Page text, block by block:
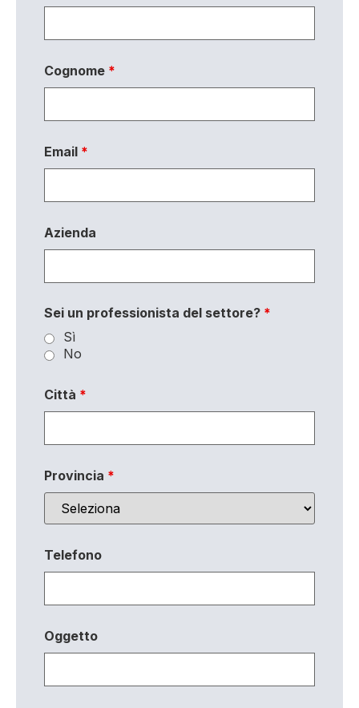
Cognome *
Email *
Azienda
Sei un professionista del settore? *
Sì
No
Città *
Provincia *
Telefono
Oggetto